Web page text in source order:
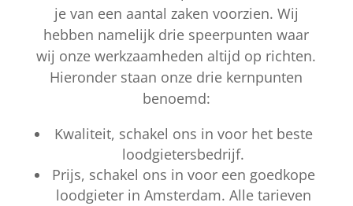
je van een aantal zaken voorzien. Wij
hebben namelijk drie speerpunten waar
wij onze werkzaamheden altijd op richten.
Hieronder staan onze drie kernpunten
benoemd:
Kwaliteit, schakel ons in voor het beste
loodgietersbedrijf.
Prijs, schakel ons in voor een goedkope
loodgieter in Amsterdam. Alle tarieven